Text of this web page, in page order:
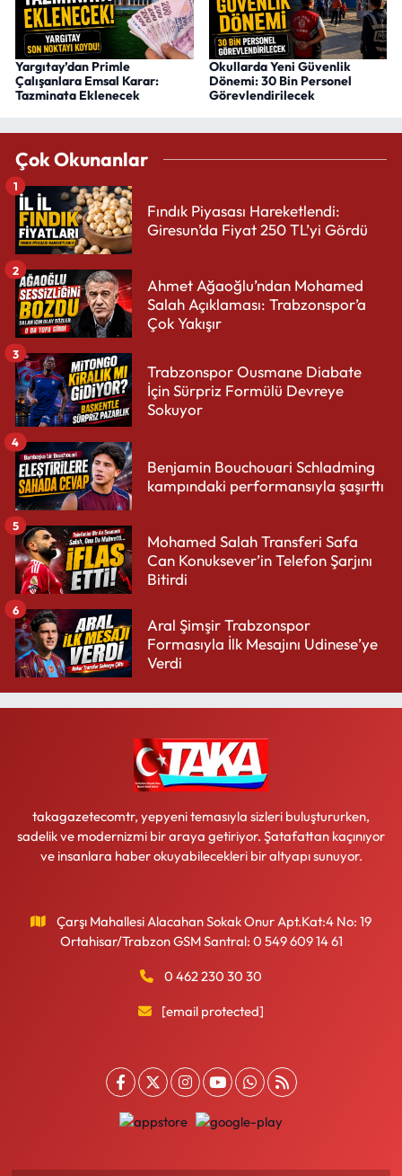
Yargıtay’dan Primle
Çalışanlara Emsal Karar:
Tazminata Eklenecek
Okullarda Yeni Güvenlik
Dönemi: 30 Bin Personel
Görevlendirilecek
Çok Okunanlar
Fındık Piyasası Hareketlendi:
Giresun’da Fiyat 250 TL’yi Gördü
1
Ahmet Ağaoğlu’ndan Mohamed
Salah Açıklaması: Trabzonspor’a
Çok Yakışır
2
Trabzonspor Ousmane Diabate
İçin Sürpriz Formülü Devreye
Sokuyor
3
Benjamin Bouchouari Schladming
kampındaki performansıyla şaşırttı
4
Mohamed Salah Transferi Safa
Can Konuksever’in Telefon Şarjını
Bitirdi
5
Aral Şimşir Trabzonspor
Formasıyla İlk Mesajını Udinese’ye
Verdi
6
takagazetecomtr, yepyeni temasıyla sizleri buluştururken,
sadelik ve modernizmi bir araya getiriyor. Şatafattan kaçınıyor
ve insanlara haber okuyabilecekleri bir altyapı sunuyor.
Çarşı Mahallesi Alacahan Sokak Onur Apt.Kat:4 No: 19
Ortahisar/Trabzon GSM Santral: 0 549 609 14 61
0 462 230 30 30
[email protected]